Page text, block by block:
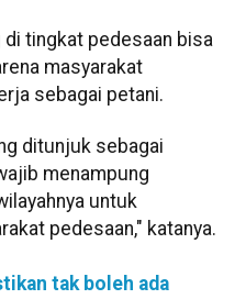
tingkat pedesaan bisa
masyarakat
sebagai petani.
ditunjuk sebagai
menampung
untuk
pedesaan," katanya.
tak boleh ada